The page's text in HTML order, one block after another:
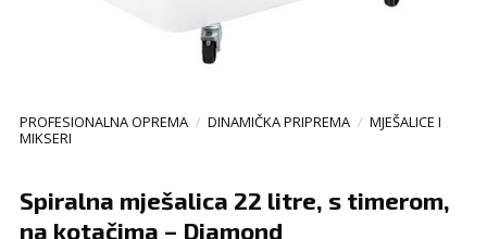
PROFESIONALNA OPREMA / DINAMIČKA PRIPREMA / MJEŠALICE I
MIKSERI
Spiralna mješalica 22 litre, s timerom,
na kotačima – Diamond